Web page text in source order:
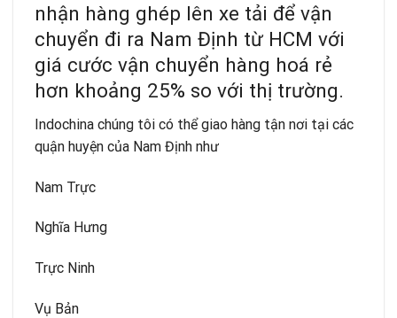
nhận hàng ghép lên xe tải để vận
chuyển đi ra Nam Định từ HCM với
giá cước vận chuyển hàng hoá rẻ
hơn khoảng 25% so với thị trường.
Indochina chúng tôi có thể giao hàng tận nơi tại các
quận huyện của Nam Định như
Nam Trực
Nghĩa Hưng
Trực Ninh
Vụ Bản